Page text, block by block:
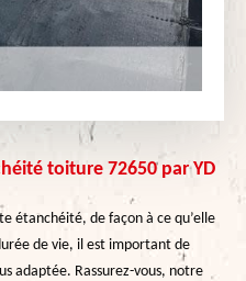
toiture 72650 par YD
étanchéité, de façon à ce qu’elle
de vie, il est important de
adaptée. Rassurez-vous, notre